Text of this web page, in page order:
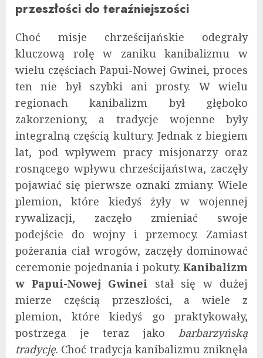
przeszłości do teraźniejszości
Choć misje chrześcijańskie odegrały
kluczową rolę w zaniku kanibalizmu w
wielu częściach Papui-Nowej Gwinei, proces
ten nie był szybki ani prosty. W wielu
regionach kanibalizm był głęboko
zakorzeniony, a tradycje wojenne były
integralną częścią kultury. Jednak z biegiem
lat, pod wpływem pracy misjonarzy oraz
rosnącego wpływu chrześcijaństwa, zaczęły
pojawiać się pierwsze oznaki zmiany. Wiele
plemion, które kiedyś żyły w wojennej
rywalizacji, zaczęło zmieniać swoje
podejście do wojny i przemocy. Zamiast
pożerania ciał wrogów, zaczęły dominować
ceremonie pojednania i pokuty. Kanibalizm
w Papui-Nowej Gwinei stał się w dużej
mierze częścią przeszłości, a wiele z
plemion, które kiedyś go praktykowały,
postrzega je teraz jako barbarzyńską
tradycję. Choć tradycja kanibalizmu zniknęła